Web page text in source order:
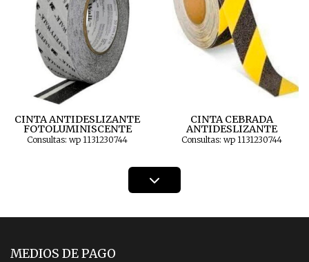
CINTA ANTIDESLIZANTE
FOTOLUMINISCENTE
Consultas: wp 1131230744
CINTA CEBRADA
ANTIDESLIZANTE
Consultas: wp 1131230744
MEDIOS DE PAGO